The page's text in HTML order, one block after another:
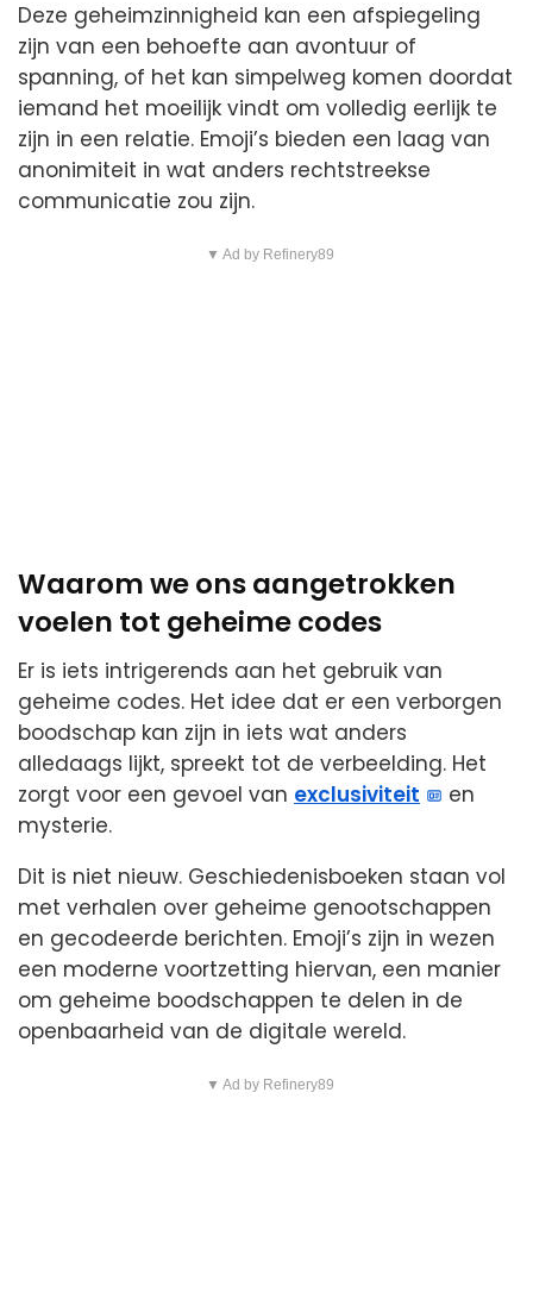
Deze geheimzinnigheid kan een afspiegeling
zijn van een behoefte aan avontuur of
spanning, of het kan simpelweg komen doordat
iemand het moeilijk vindt om volledig eerlijk te
zijn in een relatie. Emoji’s bieden een laag van
anonimiteit in wat anders rechtstreekse
communicatie zou zijn.
▼ Ad by Refinery89
Waarom we ons aangetrokken
voelen tot geheime codes
Er is iets intrigerends aan het gebruik van
geheime codes. Het idee dat er een verborgen
boodschap kan zijn in iets wat anders
alledaags lijkt, spreekt tot de verbeelding. Het
zorgt voor een gevoel van exclusiviteit
en
mysterie.
Dit is niet nieuw. Geschiedenisboeken staan vol
met verhalen over geheime genootschappen
en gecodeerde berichten. Emoji’s zijn in wezen
een moderne voortzetting hiervan, een manier
om geheime boodschappen te delen in de
openbaarheid van de digitale wereld.
▼ Ad by Refinery89